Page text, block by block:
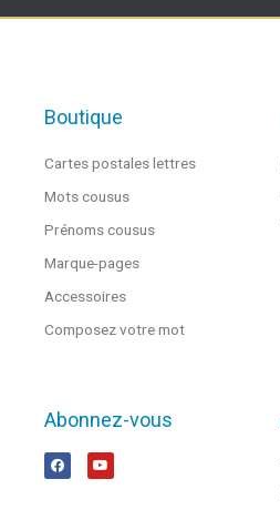
Boutique
Cartes postales lettres
Mots cousus
Prénoms cousus
Marque-pages
Accessoires
Composez votre mot
Abonnez-vous